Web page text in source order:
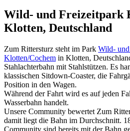
Wild- und Freizeitpark
Klotten, Deutschland
Zum Rittersturz steht im Park Wild-
Klotten/Cochem in Klotten,
Stahlachterbahn mit Stahlstützen. Es
klassischen Sitdown-Coaster, die
Position in den Wagen.
Während der Fahrt wird es auf jeden
Wasserbahn handelt.
Unsere Community bewertet Zum
damit liegt die Bahn im Durchschnitt.
Community sind bereits mit der Bahn